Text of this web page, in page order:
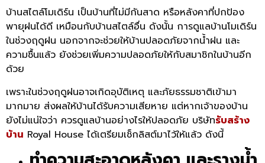
บ้านสไตล์โมเดิร์น เป็นบ้านที่ไม่มีกันสาด หรือหลังคาที่ปกป้อง
พายุฝนได้ดี เหมือนกับบ้านสไตล์อื่น ดังนั้น การดูแลบ้านโมเดิร์น
ในช่วงฤดูฝน นอกจากจะช่วยให้บ้านปลอดภัยจากน้ำฝน และ
ความชื้นแล้ว ยังช่วยเพิ่มความปลอดภัยให้กับสมาชิกในบ้านอีก
ด้วย
เพราะในช่วงฤดูฝนอาจเกิดอุบัติเหตุ และภัยธรรมชาติเข้ามา
มากมาย ส่งผลให้บ้านได้รับความเสียหาย แต่หากเจ้าของบ้าน
ยังไม่แน่ใจว่า ควรดูแลบ้านอย่างไรให้ปลอดภัย บริษัทรับสร้าง
บ้าน Royal House ได้เตรียมเช็กลิสต์มาไว้ให้แล้ว ดังนี้